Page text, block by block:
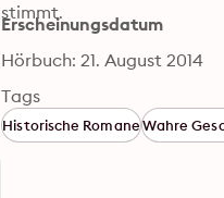
stimmt.
Erscheinungsdatum
Hörbuch: 21. August 2014
Tags
Historische RomaneWahre